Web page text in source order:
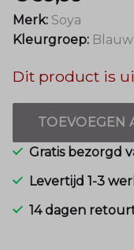
Merk: Soya
Kleurgroep: Blauw
Dit product is
TOEVOEGEN
Gratis bezorgd
Levertijd 1-3
14 dagen